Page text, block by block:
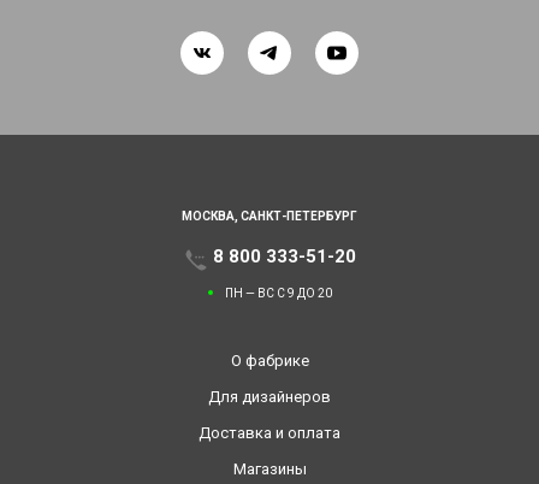
МОСКВА, САНКТ-ПЕТЕРБУРГ
8 800 333-51-20
ПН — ВС С 9 ДО 20
О фабрике
Для дизайнеров
Доставка и оплата
Магазины